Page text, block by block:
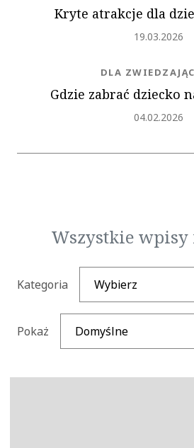
Kryte atrakcje dla
Dodano
19.03.2026
Gdzie zabrać dziecko
NEWS.CATEGORY
DLA
Dodano
04.02.2026
Wszystkie
Kategoria
Pokaż